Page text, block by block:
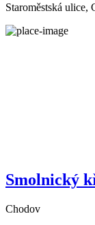
Staroměstská ulice,
Smolnický
Chodov